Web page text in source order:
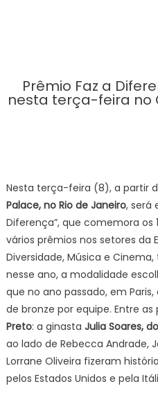
Prêmio Faz a
nesta terça-feira no
Nesta terça-feira (8), a partir
Palace, no Rio de Janeiro, será
Diferença”, que comemora os
vários prêmios nos setores da
Diversidade, Música e
nesse ano, a modalidade
que no ano passado, em
de bronze por equipe. Entre as
Preto: a ginasta Julia Soares,
ao lado de Rebecca Andrade,
Lorrane Oliveira fizeram
pelos Estados Unidos e pela